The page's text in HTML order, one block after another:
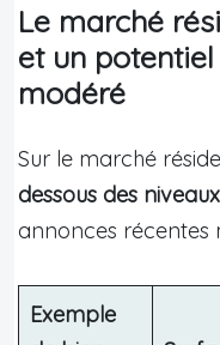
Le marché
et un
modéré
Sur le marché
dessous des
annonces
Exemple